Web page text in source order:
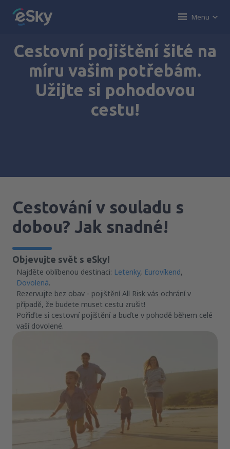
Menu
Cestovní pojištění šité na
míru vašim potřebám.
Užijte si pohodovou
cestu!
Cestování v souladu s
dobou? Jak snadné!
Objevujte svět s eSky!
Najděte oblíbenou destinaci: Letenky, Eurovíkend,
Dovolená.
Rezervujte bez obav - pojištění All Risk vás ochrání v
případě, že budete muset cestu zrušit!
Pořiďte si cestovní pojištění a buďte v pohodě během celé
vaší dovolené.